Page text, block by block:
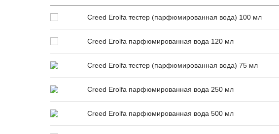
Creed Erolfa тестер (парфюмированная вода) 100 мл
Creed Erolfa парфюмированная вода 120 мл
Creed Erolfa тестер (парфюмированная вода) 75 мл
Creed Erolfa парфюмированная вода 250 мл
Creed Erolfa парфюмированная вода 500 мл